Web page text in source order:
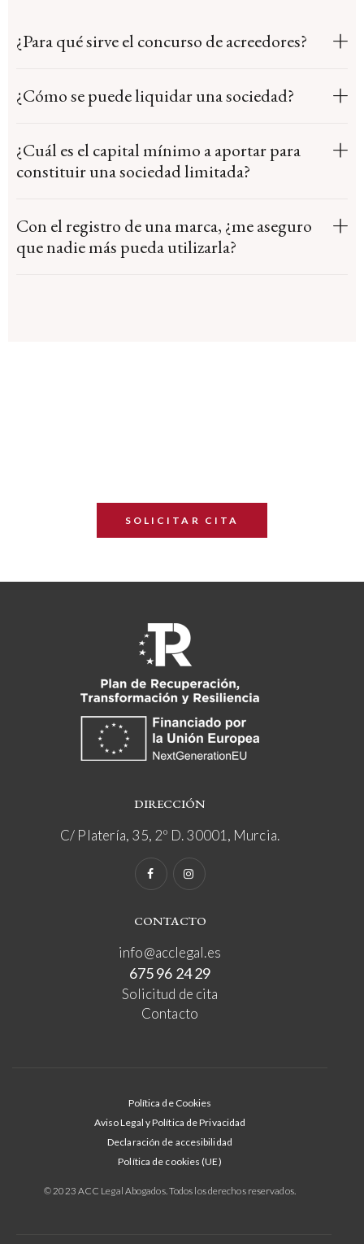
¿Para qué sirve el concurso de acreedores?
¿Cómo se puede liquidar una sociedad?
¿Cuál es el capital mínimo a aportar para
constituir una sociedad limitada?
Con el registro de una marca, ¿me aseguro
que nadie más pueda utilizarla?
SOLICITAR CITA
DIRECCIÓN
C/ Platería, 35, 2º D. 30001, Murcia.
CONTACTO
info@acclegal.es
675 96 24 29
Solicitud de cita
Contacto
Política de Cookies
Aviso Legal y Política de Privacidad
Declaración de accesibilidad
Política de cookies (UE)
© 2023 ACC Legal Abogados. Todos los derechos reservados.